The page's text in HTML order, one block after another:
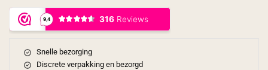
Snelle bezorging
Discrete verpakking en bezorgd